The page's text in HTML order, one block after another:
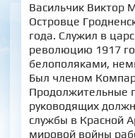
Васильчик Виктор
Островце
года. Служил в
революцию 1917
белополяками,
Был членом
Продолжительные
руководящих
службы в Красной
мировой войны